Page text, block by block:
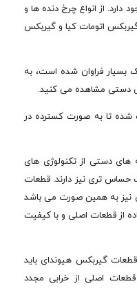
از انواع چرخ دنده ها و
اتومات کیا و گیربکس
بسیار فراوان شده است، به
دستی مشاهده می کنید.
شده تا به صورت کسترده در
دستی از تکنولوژی های
حساس تری نیز دارند. قطعات
نیز به همین صورت می باشد
از قطعات اصلی و با کیفیت
گیربکس هیوندای باید
قطعات اصلی از خرابی مجدد